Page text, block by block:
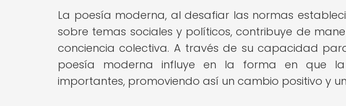
La poesía moderna, al desafiar las normas
sobre temas sociales y políticos, contribuye de
conciencia colectiva. A través de su capacidad
poesía moderna influye en la forma en que
importantes, promoviendo así un cambio positivo y